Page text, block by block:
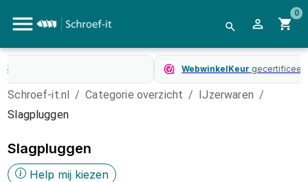
0
gecertificeerd
Schroef-it.nl / Categorie overzicht / IJzerwaren /
Slagpluggen
Slagpluggen
Help mij kiezen